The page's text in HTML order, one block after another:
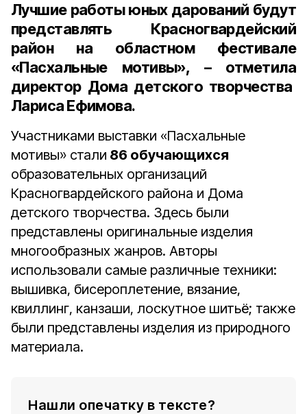
Лучшие работы юных дарований будут
представлять Красногвардейский
район на областном фестивале
«Пасхальные мотивы», – отметила
директор Дома детского творчества
Лариса Ефимова.
Участниками выставки «Пасхальные
мотивы» стали 86 обучающихся
образовательных организаций
Красногвардейского района и Дома
детского творчества. Здесь были
представлены оригинальные изделия
многообразных жанров. Авторы
использовали самые различные техники:
вышивка, бисероплетение, вязание,
квиллинг, канзаши, лоскутное шитьё; также
были представлены изделия из природного
материала.
Нашли опечатку в тексте?